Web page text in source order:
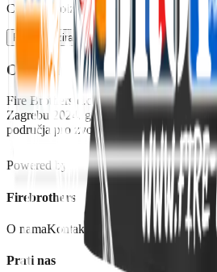
Custom proizvodi po vašoj potrebi
Personalizirano
O nama
Fire Brothers d.o.o. je tvrtka s
Zagrebu 2024. godine. Naša se
područja proizvodnja, trgovina i usluge.
Powered by
Firebrothers
O namaKontakt B2B OutletSHOP
Prati nas